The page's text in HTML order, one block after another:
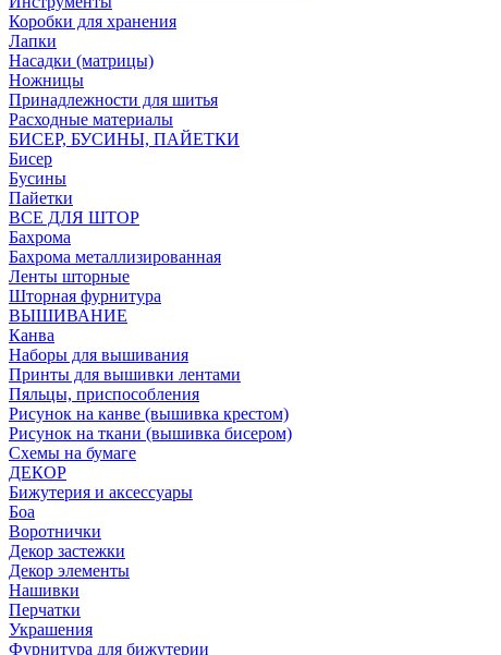
Коробки для хранения
Лапки
Насадки (матрицы)
Ножницы
Принадлежности для шитья
Расходные материалы
БИСЕР, БУСИНЫ, ПАЙЕТКИ
Бисер
Бусины
Пайетки
ВСЕ ДЛЯ ШТОР
Бахрома
Бахрома металлизированная
Ленты шторные
Шторная фурнитура
ВЫШИВАНИЕ
Канва
Наборы для вышивания
Принты для вышивки лентами
Пяльцы, приспособления
Рисунок на канве (вышивка крестом)
Рисунок на ткани (вышивка бисером)
Схемы на бумаге
ДЕКОР
Бижутерия и аксессуары
Боа
Воротнички
Декор застежки
Декор элементы
Нашивки
Перчатки
Украшения
Фурнитура для бижутерии